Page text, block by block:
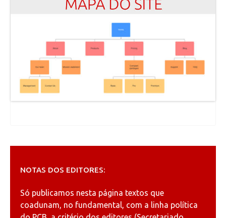
NOTAS DOS EDITORES:
Só publicamos nesta página textos que
coadunam, no fundamental, com a linha política